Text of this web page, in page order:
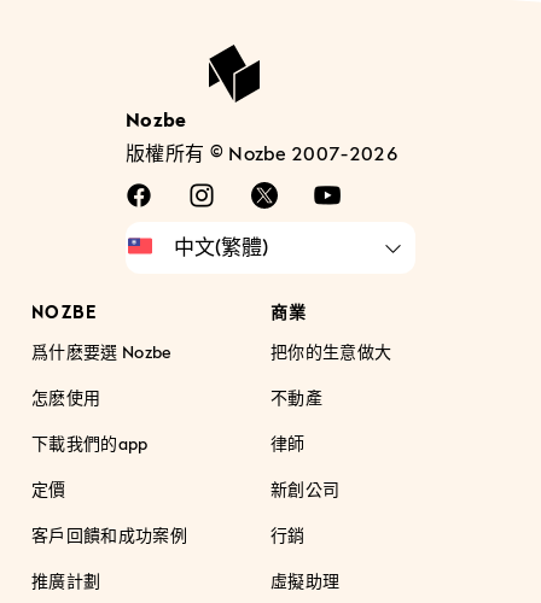
Nozbe
版權所有 © Nozbe 2007-2026
NOZBE
爲什麽要選 Nozbe
怎麽使用
下載我們的app
定價
客戶回饋和成功案例
推廣計劃
商業
把你的生意做大
不動產
律師
新創公司
行銷
虛擬助理